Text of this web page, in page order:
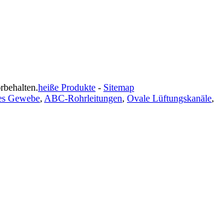
heiße Produkte - Sitemap
Gewebe, ABC-Rohrleitungen, Ovale Lüftungskanäle,